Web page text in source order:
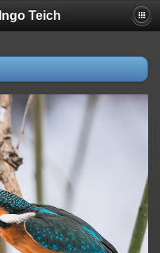
Teich